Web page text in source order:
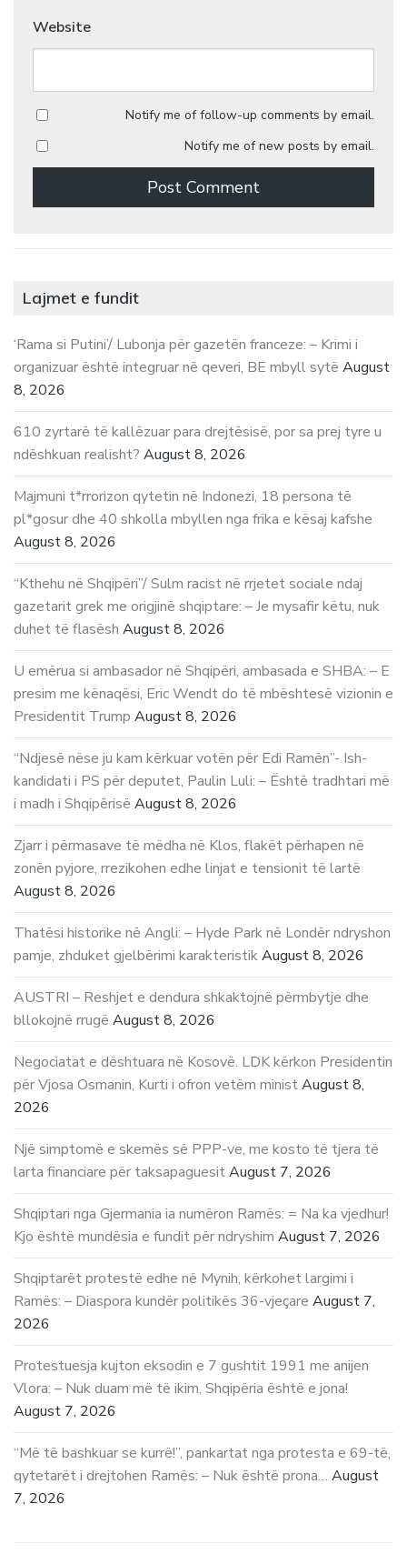
Website
Notify me of follow-up comments by email.
Notify me of new posts by email.
Lajmet e fundit
‘Rama si Putini’/ Lubonja për gazetën franceze: – Krimi i
organizuar është integruar në qeveri, BE mbyll sytë August
8, 2026
610 zyrtarë të kallëzuar para drejtësisë, por sa prej tyre u
ndëshkuan realisht? August 8, 2026
Majmuni t*rrorizon qytetin në Indonezi, 18 persona të
pl*gosur dhe 40 shkolla mbyllen nga frika e kësaj kafshe
August 8, 2026
“Kthehu në Shqipëri”/ Sulm racist në rrjetet sociale ndaj
gazetarit grek me origjinë shqiptare: – Je mysafir këtu, nuk
duhet të flasësh August 8, 2026
U emërua si ambasador në Shqipëri, ambasada e SHBA: – E
presim me kënaqësi, Eric Wendt do të mbështesë vizionin e
Presidentit Trump August 8, 2026
“Ndjesë nëse ju kam kërkuar votën për Edi Ramën”- Ish-
kandidati i PS për deputet, Paulin Luli: – Është tradhtari më
i madh i Shqipërisë August 8, 2026
Zjarr i përmasave të mëdha në Klos, flakët përhapen në
zonën pyjore, rrezikohen edhe linjat e tensionit të lartë
August 8, 2026
Thatësi historike në Angli: – Hyde Park në Londër ndryshon
pamje, zhduket gjelbërimi karakteristikAugust 8, 2026
AUSTRI – Reshjet e dendura shkaktojnë përmbytje dhe
bllokojnë rrugë August 8, 2026
Negociatat e dështuara në Kosovë. LDK kërkon Presidentin
për Vjosa Osmanin, Kurti i ofron vetëm ministAugust 8,
2026
Një simptomë e skemës së PPP-ve, me kosto të tjera të
larta financiare për taksapaguesitAugust 7, 2026
Shqiptari nga Gjermania ia numëron Ramës: = Na ka vjedhur!
Kjo është mundësia e fundit për ndryshim August 7, 2026
Shqiptarët protestë edhe në Mynih, kërkohet largimi i
Ramës: – Diaspora kundër politikës 36-vjeçare August 7,
2026
Protestuesja kujton eksodin e 7 gushtit 1991 me anijen
Vlora: – Nuk duam më të ikim, Shqipëria është e jona!
August 7, 2026
“Më të bashkuar se kurrë!”, pankartat nga protesta e 69-të,
qytetarët i drejtohen Ramës: – Nuk është prona… August
7, 2026